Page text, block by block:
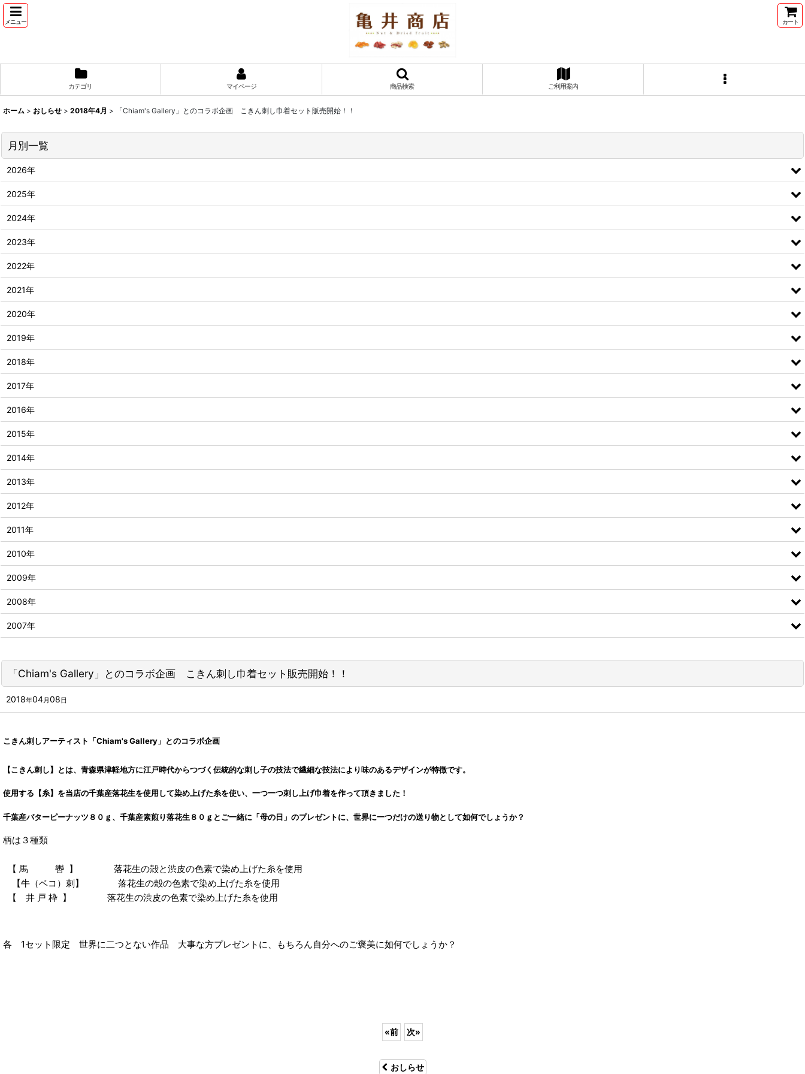
メニュー カート
カテゴリ マイページ 商品検索 ご利用案内
ホーム > おしらせ > 2018年4月 > 「Chiam's Gallery」とのコラボ企画 こきん刺し巾着セット販売開始！！
「Chiam's Gallery」とのコラボ企画 こきん刺し巾着セット販売開始！！
2018年04月 08 日
こきん刺しアーティスト 「Chiam's Gallery」 とのコラボ企画
【こきん刺し】とは、青森県津軽地方に江戸時代からつづく伝統的な刺し子の技法で繊細な技法により味のあるデザインが特徴です。
使用する【糸】を当店の千葉産落花生を使用して染め上げた糸を使い、一つ一つ刺し上げ巾着を作って頂きました！
千葉産バターピーナッツ８０ｇ、千葉産素煎り落花生８０ｇとご一緒に「母の日」のプレゼントに、世界に一つだけの送り物として如何でしょうか？
柄は３種類
【 馬 轡 】 落花生の殻と渋皮の色素で染め上げた糸を使用
【牛（ベコ）刺】 落花生の殻の色素で染め上げた糸を使用
【 井 戸 枠 】 落花生の渋皮の色素で染め上げた糸を使用
各 1セット限定 世界に二つとない作品 大事な方プレゼントに、もちろん自分へのご褒美に如何でしょうか？
«前 次»
おしらせ
月別一覧
2026年
2025年
2024年
2023年
2022年
2021年
2020年
2019年
2018年
2017年
2016年
2015年
2014年
2013年
2012年
2011年
2010年
2009年
2008年
2007年